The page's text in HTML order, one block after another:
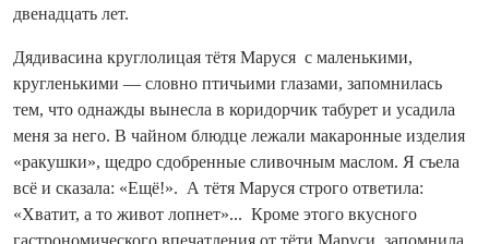
двенадцать лет.
Дядивасина круглолицая тётя Маруся с маленькими,
кругленькими — словно птичьими глазами, запомнилась
тем, что однажды вынесла в коридорчик табурет и усадила
меня за него. В чайном блюдце лежали макаронные изделия
«ракушки», щедро сдобренные сливочным маслом. Я съела
всё и сказала: «Ещё!». А тётя Маруся строго ответила:
«Хватит, а то живот лопнет»... Кроме этого вкусного
гастрономического впечатления от тёти Маруси, запомнила,